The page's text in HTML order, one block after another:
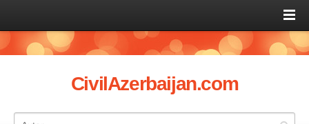
CivilAzerbaijan.com